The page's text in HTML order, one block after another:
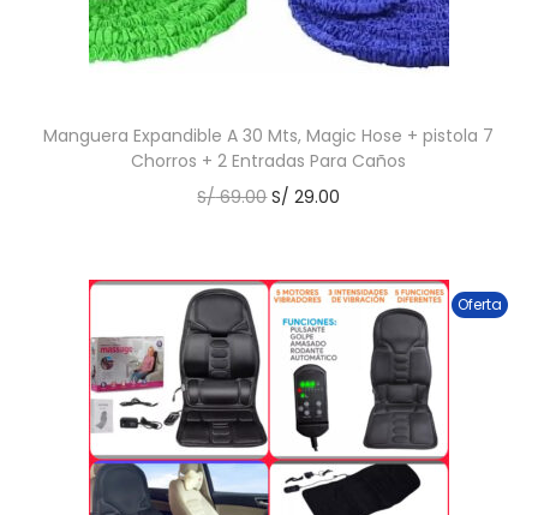
Manguera Expandible A 30 Mts, Magic Hose + pistola 7
Chorros + 2 Entradas Para Caños
S/69.00 S/ 29.00
Oferta